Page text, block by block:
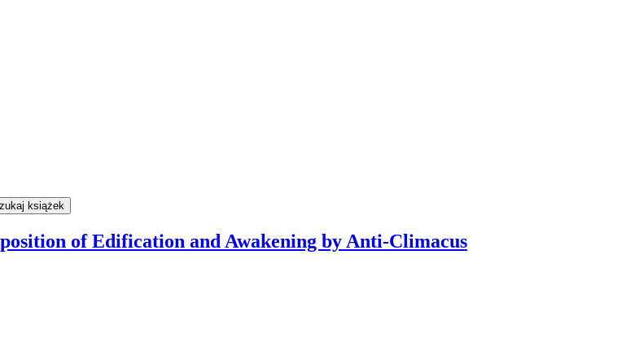
of Edification and Awakening by Anti-Climacus